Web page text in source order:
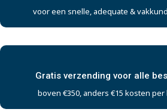
voor een snelle, adequate &
Gratis verzending voor alle
boven €350, anders €15 kosten